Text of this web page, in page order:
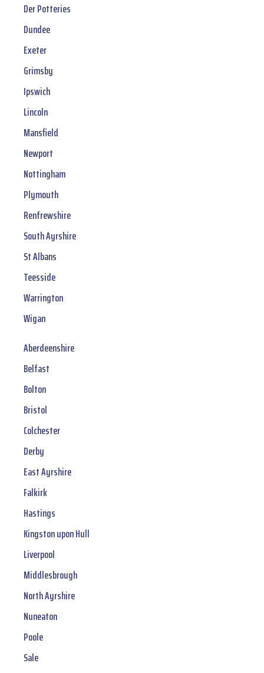
Der Potteries
Dundee
Exeter
Grimsby
Ipswich
Lincoln
Mansfield
Newport
Nottingham
Plymouth
Renfrewshire
South Ayrshire
St Albans
Teesside
Warrington
Wigan
Aberdeenshire
Belfast
Bolton
Bristol
Colchester
Derby
East Ayrshire
Falkirk
Hastings
Kingston upon Hull
Liverpool
Middlesbrough
North Ayrshire
Nuneaton
Poole
Sale